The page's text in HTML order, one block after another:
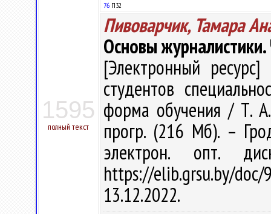
1595
полный текст
76 П32
Пивоварчик, Тамара
Основы журналистики.
[Электронный
студентов
форма обучения / Т.
прогр. (216 Мб). –
электрон. опт.
https://elib.grsu.by/
13.12.2022.